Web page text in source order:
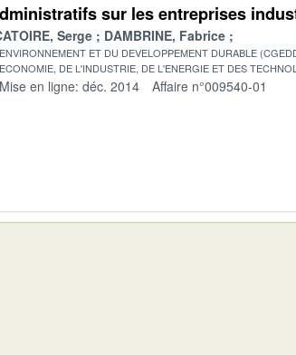
sur les entreprises
Serge DAMBRINE, Fabrice
ET DU DEVELOPPEMENT DURABLE
DE L'INDUSTRIE, DE L'ENERGIE ET DES
Mise en ligne: déc. 2014 Affaire n°009540-01